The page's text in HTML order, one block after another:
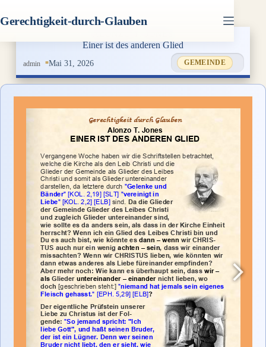
Inhalt
springen
Gerechtigkeit-durch-Glauben
Einer ist des anderen Glied
admin Mai 31, 2026 GEMEINDE